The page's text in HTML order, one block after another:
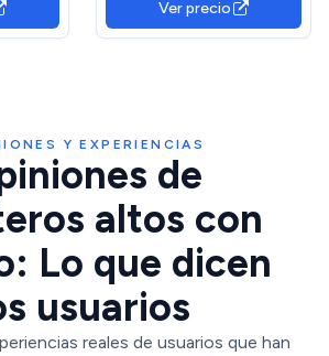
x
Ver precio
Y EXPERIENCIAS
de
altos con
Lo que dicen
usuarios
reales de usuarios que han